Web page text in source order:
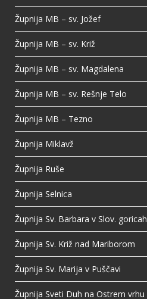
Župnija MB – sv. Jožef
Župnija MB – sv. Križ
Župnija MB – sv. Magdalena
Župnija MB – sv. Rešnje Telo
Župnija MB – Tezno
Župnija Miklavž
Župnija Ruše
Župnija Selnica
Župnija Sv. Barbara v Slov. goricah
Župnija Sv. Križ nad Mariborom
Župnija Sv. Marija v Puščavi
Župnija Sveti Duh na Ostrem vrhu